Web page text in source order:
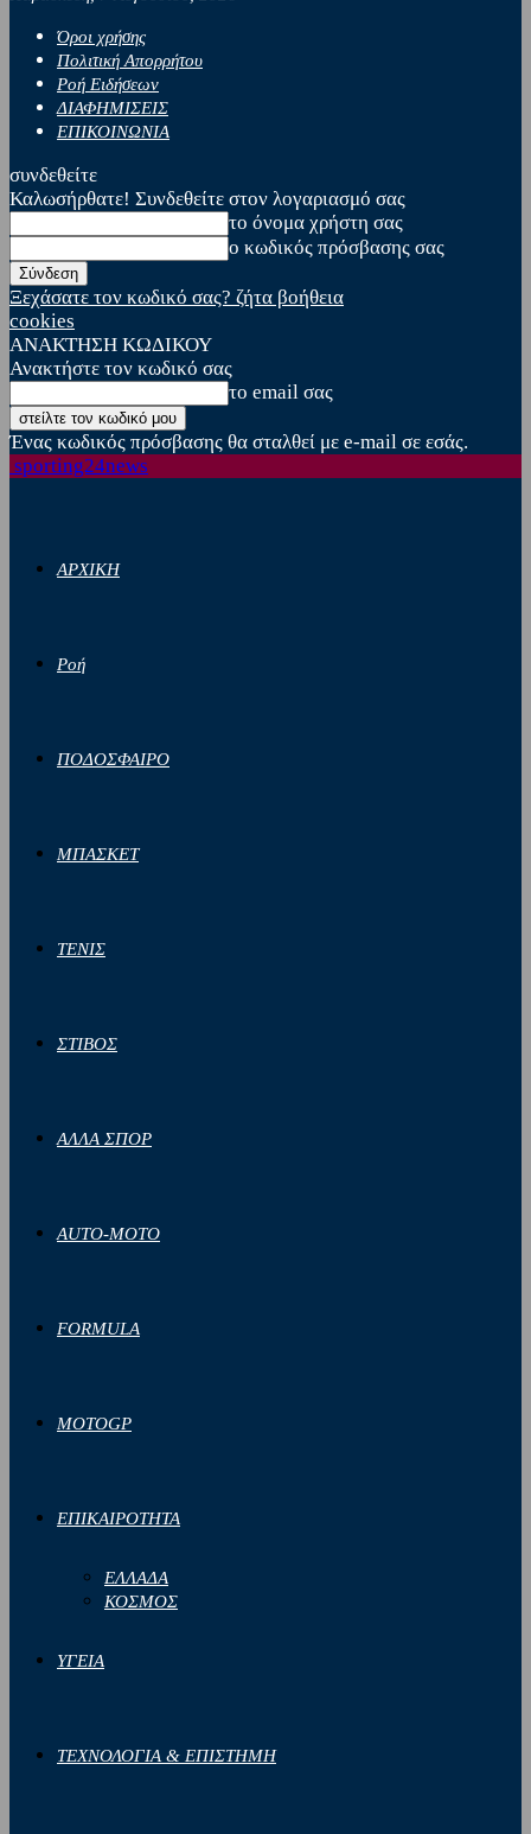
Όροι χρήσης
Πολιτική Απορρήτου
Ροή Ειδήσεων
ΔΙΑΦΗΜΙΣΕΙΣ
ΕΠΙΚΟΙΝΩΝΙΑ
συνδεθείτε
Καλωσήρθατε! Συνδεθείτε στον λογαριασμό σας
το όνομα χρήστη σας
ο κωδικός πρόσβασης σας
Ξεχάσατε τον κωδικό σας? ζήτα βοήθεια
cookies
ΑΝΑΚΤΗΣΗ ΚΩΔΙΚΟΥ
Ανακτήστε τον κωδικό σας
το email σας
Ένας κωδικός πρόσβασης θα σταλθεί με e-mail σε εσάς.
sporting24news
ΑΡΧΙΚΗ
Ροή
ΠΟΔΟΣΦΑΙΡΟ
ΜΠΑΣΚΕΤ
ΤΕΝΙΣ
ΣΤΙΒΟΣ
ΑΛΛΑ ΣΠΟΡ
AUTO-MOTO
FORMULA
MOTOGP
ΕΠΙΚΑΙΡΟΤΗΤΑ
ΕΛΛΑΔΑ
ΚΟΣΜΟΣ
ΥΓΕΙΑ
ΤΕΧΝΟΛΟΓΙΑ & ΕΠΙΣΤΗΜΗ